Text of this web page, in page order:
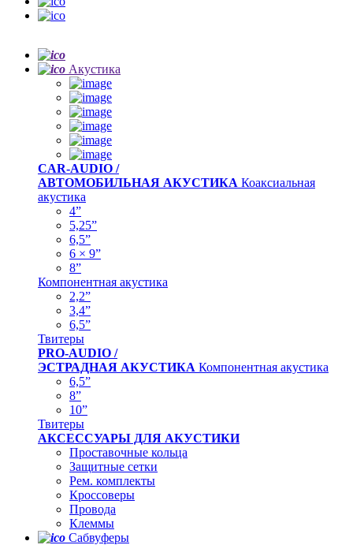
Акустика
CAR-AUDIO /
АВТОМОБИЛЬНАЯ АКУСТИКА Коаксиальная
акустика
4”
5,25”
6,5”
6 × 9”
8”
Компонентная акустика
2,2”
3,4”
6,5”
Твитеры
PRO-AUDIO /
ЭСТРАДНАЯ АКУСТИКА Компонентная акустика
6,5”
8”
10”
Твитеры
АКСЕССУАРЫ ДЛЯ АКУСТИКИ
Проставочные кольца
Защитные сетки
Рем. комплекты
Кроссоверы
Провода
Клеммы
Сабвуферы